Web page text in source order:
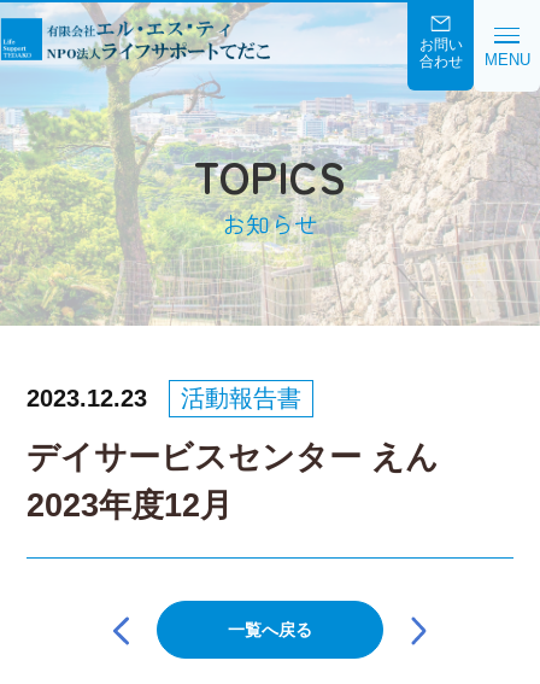
お問い
合わせ
MENU
TOPICS
お知らせ
デイサービスセンター えん
2023年度12月
2023.12.23 活動報告書
一覧へ戻る